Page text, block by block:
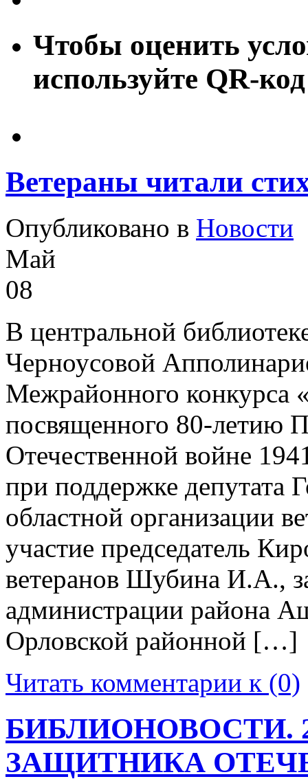
Чтобы оценить
используйте QR-код
Ветераны читали
Опубликовано в Новости
Май
08
В центральной
Черноусовой
Межрайонного конкурса
посвященного 80-летию
Отечественной войне
при поддержке депутата
областной организации
участие председатель
ветеранов Шубина И.А.,
администрации района
Орловской районной […]
Читать комментарии к (0)
БИБЛИОНОВОСТИ.
ЗАЩИТНИКА